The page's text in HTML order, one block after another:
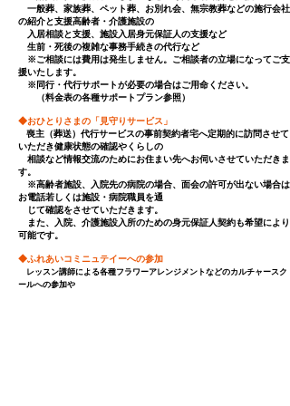
一般葬、家族葬、ペット葬、お別れ会、無宗教葬などの施行会社
の紹介と支援高齢者・介護施設の
入居相談と支援、施設入居身元保証人の支援など
生前・死後の複雑な事務手続きの代行など
※ご相談には費用は発生しません。ご相談者の立場になってご支
援いたします。
※同行・代行サポートが必要の場合はご用命ください。
（料金表の各種サポートプラン参照）
◆おひとりさまの「見守りサービス」
喪主（葬送）代行サービスの事前契約者宅へ定期的に訪問させて
いただき健康状態の確認やくらしの
相談など情報交流のためにお住まい先へお伺いさせていただきま
す。
※高齢者施設、入院先の病院の場合、面会の許可が出ない場合は
お電話若しくは施設・病院職員を通
じて確認をさせていただきます。
また、入院、介護施設入所のための身元保証人契約も希望により
可能です。
◆ふれあいコミニュテイーへの参加
レッスン講師による各種フラワーアレンジメントなどのカルチャースク
ールへの参加や